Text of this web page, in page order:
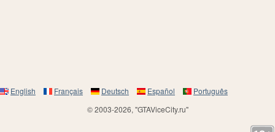
English Français Deutsch Español
Português
© 2003-2026, "GTAViceCity.ru"